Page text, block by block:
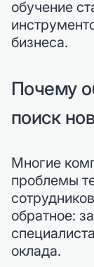
обучение
бизнеса.
Почему
поиск
Многие
проблемы
обратное:
оклада.